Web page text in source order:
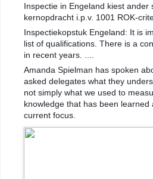
Inspectie in Engeland kiest
kernopdracht i.p.v. 1001 ROK-
Inspectiekopstuk Engeland: It is
list of qualifications. There is a
in recent years. ....
Amanda Spielman has spoken
asked delegates what they
not simply what we used to
knowledge that has been
current focus.